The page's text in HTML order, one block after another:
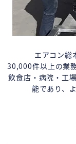
エアコン総
30,000件以上の業
飲食店・病院・工
能であり、